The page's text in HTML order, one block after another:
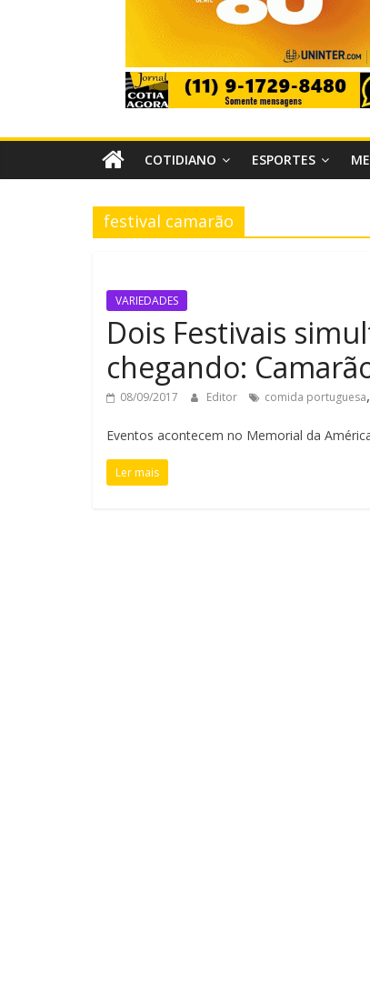
COTIDIANO ESPORTES
festival camarão
VARIEDADES
Dois Festivais
chegando:
08/09/2017 Editor comida portuguesa,
Eventos acontecem no Memorial da
Ler mais